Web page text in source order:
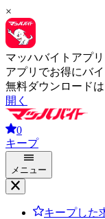
×
マッハバイトアプリ
アプリでお得にバイ
無料ダウンロード
開く
0
キープ
メニュー
キープした